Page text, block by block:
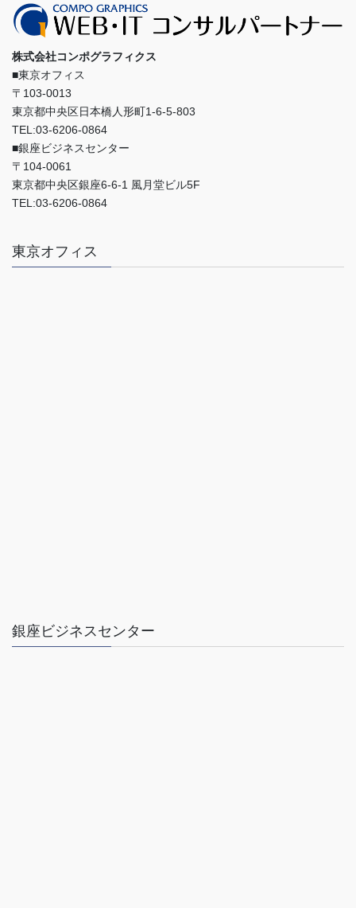
株式会社コンポグラフィクス
■東京オフィス
〒103-0013
東京都中央区日本橋人形町1-6-5-803
TEL:03-6206-0864
■銀座ビジネスセンター
〒104-0061
東京都中央区銀座6-6-1 風月堂ビル5F
TEL:03-6206-0864
東京オフィス
銀座ビジネスセンター